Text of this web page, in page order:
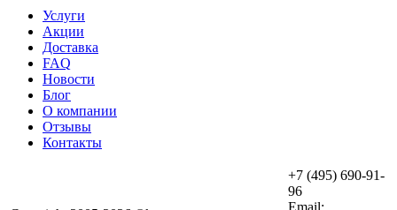
Услуги
Акции
Доставка
FAQ
Новости
Блог
О компании
Отзывы
Контакты
+7 (495) 690-91-
96
Email: